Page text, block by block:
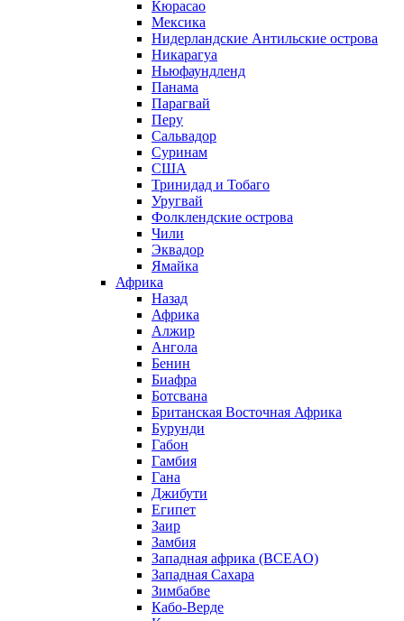
Кюрасао
Мексика
Нидерландские Антильские острова
Никарагуа
Ньюфаундленд
Панама
Парагвай
Перу
Сальвадор
Суринам
США
Тринидад и Тобаго
Уругвай
Фолклендские острова
Чили
Эквадор
Ямайка
Африка
Назад
Африка
Алжир
Ангола
Бенин
Биафра
Ботсвана
Британская Восточная Африка
Бурунди
Габон
Гамбия
Гана
Джибути
Египет
Заир
Замбия
Западная африка (BCEAO)
Западная Сахара
Зимбабве
Кабо-Верде